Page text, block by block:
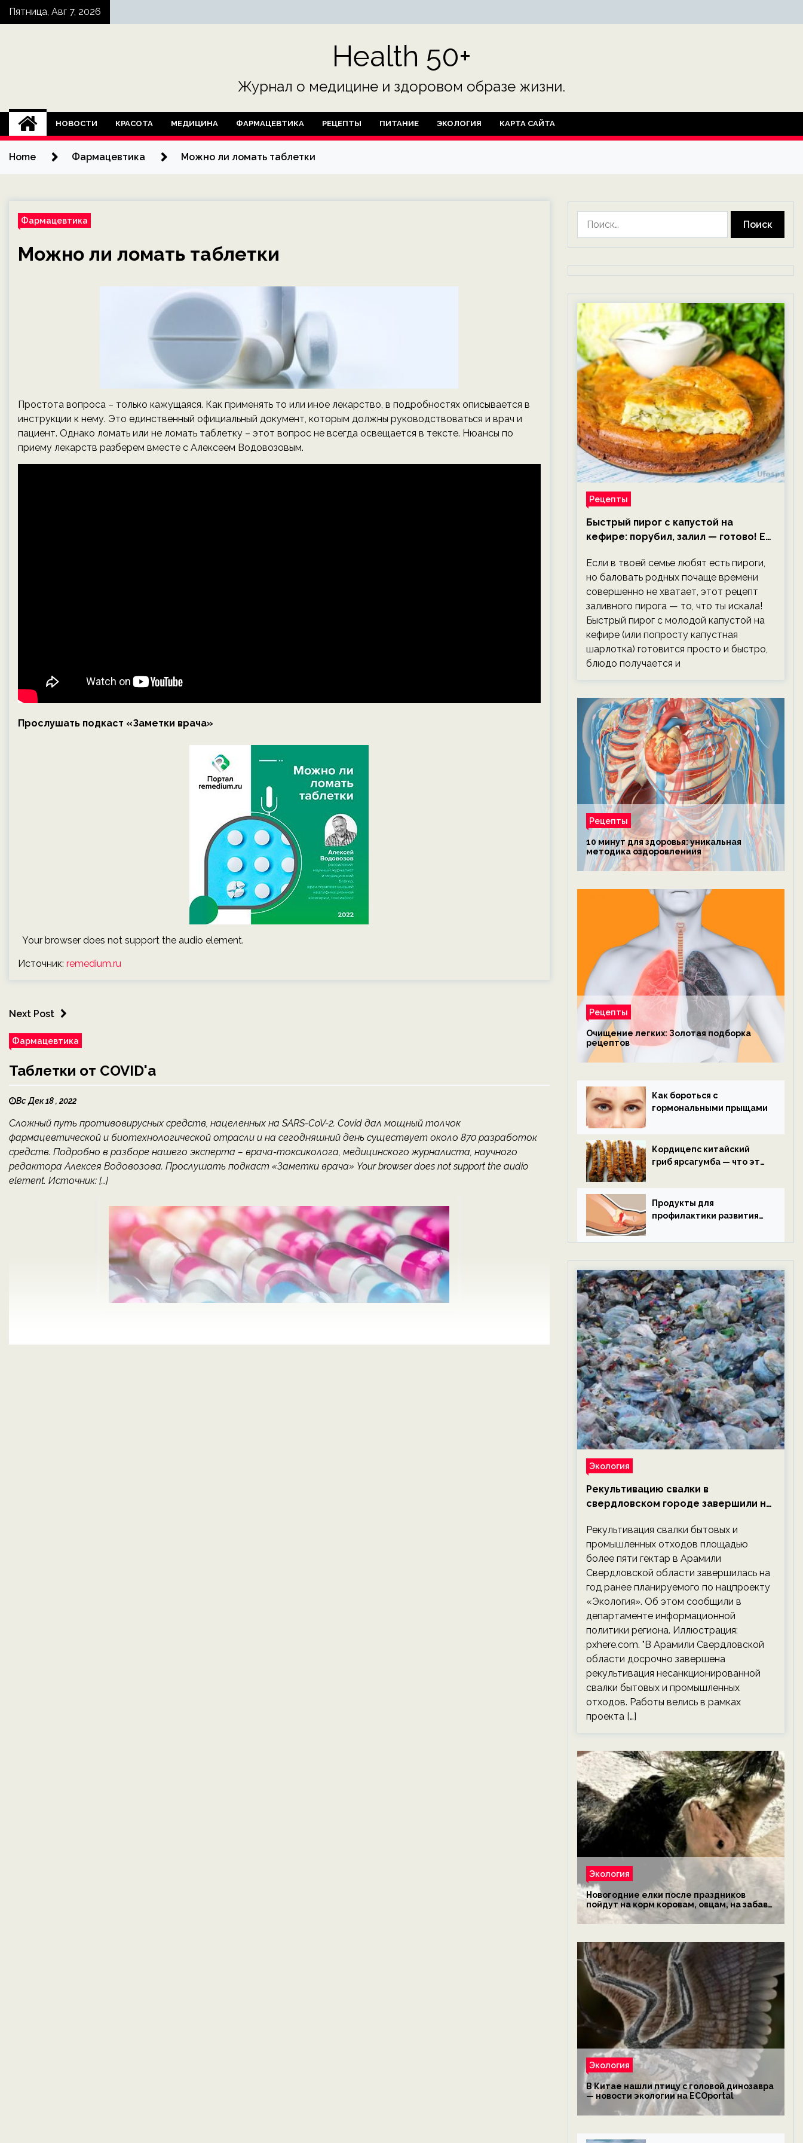
SkipПятница, Авг 7, 2026
Health 50+
Журнал о медицине и здоровом образе жизни.
НОВОСТИ КРАСОТА МЕДИЦИНА ФАРМАЦЕВТИКА РЕЦЕПТЫ ПИТАНИЕ ЭКОЛОГИЯ КАРТА САЙТА
Home Фармацевтика Можно ли ломать таблетки
Фармацевтика
Можно ли ломать таблетки
Простота вопроса – только кажущаяся. Как применять то или иное лекарство, в подробностях описывается в
инструкции к нему. Это единственный официальный документ, которым должны руководствоваться и врач и
пациент. Однако ломать или не ломать таблетку – этот вопрос не всегда освещается в тексте. Нюансы по
приему лекарств разберем вместе с Алексеем Водовозовым.
Прослушать подкаст «Заметки врача»
Your browser does not support the audio element.
Источник: remedium.ru
Next Post
Фармацевтика
Таблетки от COVID'a
Вс Дек 18 , 2022
Сложный путь противовирусных средств, нацеленных на SARS-CoV-2. Covid дал мощный толчок
фармацевтической и биотехнологической отрасли и на сегодняшний день существует около 870 разработок
средств. Подробно в разборе нашего эксперта – врача-токсиколога, медицинского журналиста, научного
редактора Алексея Водовозова. Прослушать подкаст «Заметки врача» Your browser does not support the audio
element. Источник: […]
Рецепты
Быстрый пирог с капустой на
кефире: порубил, залил — готово! Ем,
Если в твоей семье любят есть пироги,
но баловать родных почаще времени
совершенно не хватает, этот рецепт
заливного пирога — то, что ты искала!
Быстрый пирог с молодой капустой на
кефире (или попросту капустная
шарлотка) готовится просто и быстро,
блюдо получается и
Рецепты
10 минут для здоровья: уникальная
методика оздоровлениия
Рецепты
Очищение легких: Золотая подборка
рецептов
Как бороться с
гормональными прыщами
Кордицепс китайский
гриб ярсагумба — что это
Продукты для
профилактики развития
Экология
Рекультивацию свалки в
свердловском городе завершили на
новости экологии на ECOportal
Рекультивация свалки бытовых и
промышленных отходов площадью
более пяти гектар в Арамили
Свердловской области завершилась на
год ранее планируемого по нацпроекту
«Экология». Об этом сообщили в
департаменте информационной
политики региона. Иллюстрация:
pxhere.com. "В Арамили Свердловской
области досрочно завершена
рекультивация несанкционированной
свалки бытовых и промышленных
отходов. Работы велись в рамках
проекта […]
Экология
Новогодние елки после праздников
пойдут на корм коровам, овцам, на забаву
обезьянам, львам и леопардам — новости
экологии на ECOportal
Экология
В Китае нашли птицу с головой динозавра
— новости экологии на ECOportal